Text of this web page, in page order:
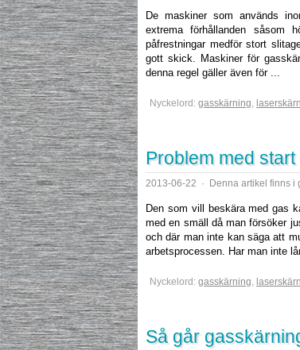
De maskiner som används
extrema förhållanden såsom
påfrestningar medför stort
gott skick. Maskiner för
denna regel gäller även för ...
Nyckelord: gasskärning,
Problem med
2013-06-22 · Denna artikel finns i
Den som vill beskära med gas
med en smäll då man försöker
och där man inte kan säga att
arbetsprocessen. Har man inte
Nyckelord: gasskärning,
Så går